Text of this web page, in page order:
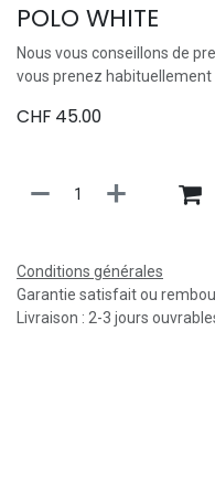
POLO WHITE
Nous vous conseillons de
vous prenez habituellement
CHF 45.00
Conditions générales
Garantie satisfait ou
Livraison : 2-3 jours